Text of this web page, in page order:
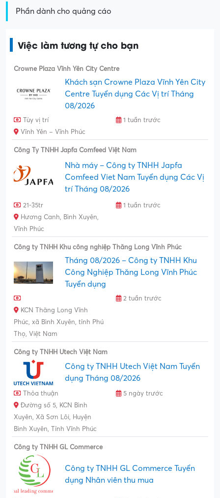
Phần dành cho quảng cáo
Việc làm tương tự cho bạn
Crowne Plaza Vĩnh Yên City Centre
Khách sạn Crowne Plaza Vĩnh Yên City
Centre Tuyển dụng Các Vị trí Tháng
08/2026
Tùy vị trí
1 tuần trước
Vĩnh Yên – Vĩnh Phúc
Công Ty TNHH Japfa Comfeed Việt Nam
Nhà máy – Công ty TNHH Japfa
Comfeed Viet Nam Tuyển dụng Các Vị
trí Tháng 08/2026
21-35tr
1 tuần trước
Hương Canh, Bình Xuyên,
Vĩnh Phúc
Công ty TNHH Khu công nghiệp Thăng Long Vĩnh Phúc
Tháng 08/2026 – Công ty TNHH Khu
Công Nghiệp Thăng Long Vĩnh Phúc
Tuyển dụng
2 tuần trước
KCN Thăng Long Vĩnh
Phúc, xã Bình Xuyên, tỉnh Phú
Thọ, Việt Nam
Công ty TNHH Utech Việt Nam
Công ty TNHH Utech Việt Nam Tuyển
dụng Tháng 08/2026
Thỏa thuận
5 ngày trước
Đường số 5, KCN Bình
Xuyên, Xã Sơn Lôi, Huyện
Bình Xuyên, Tỉnh Vĩnh Phúc
Công ty TNHH GL Commerce
Công ty TNHH GL Commerce Tuyển
dụng Nhân viên thu mua